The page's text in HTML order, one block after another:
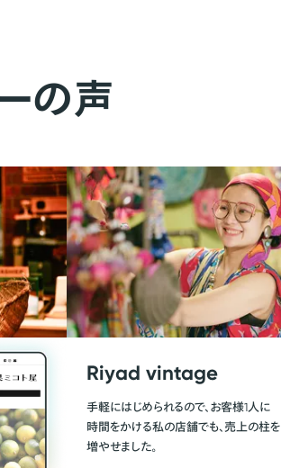
の声
Riyad vintage
手軽にはじめられるので、お客様1人に
時間をかける私の店舗でも、売上の柱を
増やせました。